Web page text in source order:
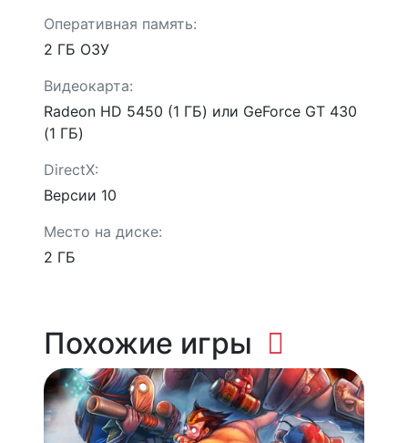
Оперативная память:
2 ГБ ОЗУ
Видеокарта:
Radeon HD 5450 (1 ГБ) или GeForce GT 430
(1 ГБ)
DirectX:
Версии 10
Место на диске:
2 ГБ
Похожие игры